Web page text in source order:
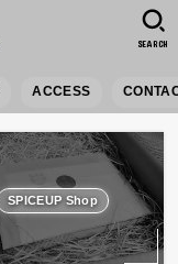
ACCESS
SEARCH
SPICEUP Shop